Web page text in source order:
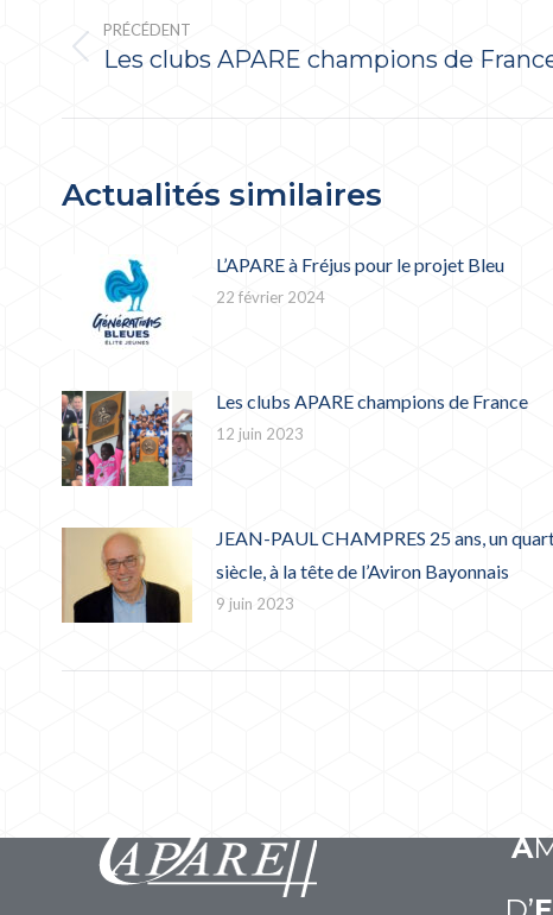
ARTICLE
PRÉCÉDENT
Article
Les clubs APARE champions de
Actualités similaires
L’APARE à Fréjus pour le projet Bleu
22 février 2024
Les clubs APARE champions de France
12 juin 2023
JEAN-PAUL CHAMPRES 25 ans, un
siècle, à la tête de l’Aviron Bayonnais
9 juin 2023
A